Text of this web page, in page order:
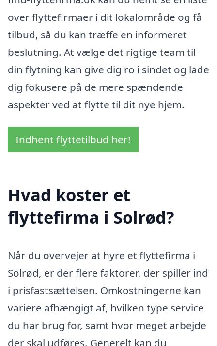
over flyttefirmaer i dit lokalområde og få
tilbud, så du kan træffe en informeret
beslutning. At vælge det rigtige team til
din flytning kan give dig ro i sindet og lade
dig fokusere på de mere spændende
aspekter ved at flytte til dit nye hjem.
Indhent flyttetilbud her!
Hvad koster et
flyttefirma i Solrød?
Når du overvejer at hyre et flyttefirma i
Solrød, er der flere faktorer, der spiller ind
i prisfastsættelsen. Omkostningerne kan
variere afhængigt af, hvilken type service
du har brug for, samt hvor meget arbejde
der skal udføres. Generelt kan du